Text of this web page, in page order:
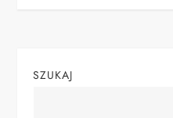
a
SZUKAJ